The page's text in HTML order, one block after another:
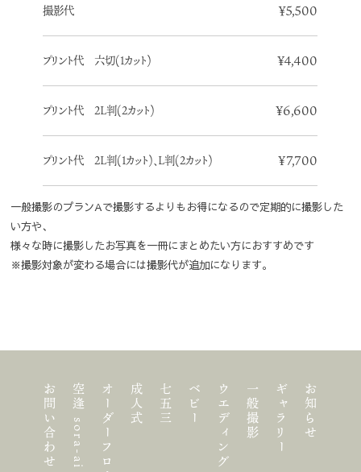
撮影代 ￥5,500
プリント代 六切(1カット) ¥4,400
プリント代 2L判(2カット) ¥6,600
プリント代 2L判(1カット)、L判(2カット) ¥7,700
一般撮影のプランAで撮影するよりもお得になるので定期的に撮影した
い方や、
様々な時に撮影したお写真を一冊にまとめたい方におすすめです
※撮影対象が変わる場合には撮影代が追加になります。
お知らせ
ギャラリー
一般撮影
ウエディング
ベビー
七五三
成人式
オーダーフロー
お問い合わせ